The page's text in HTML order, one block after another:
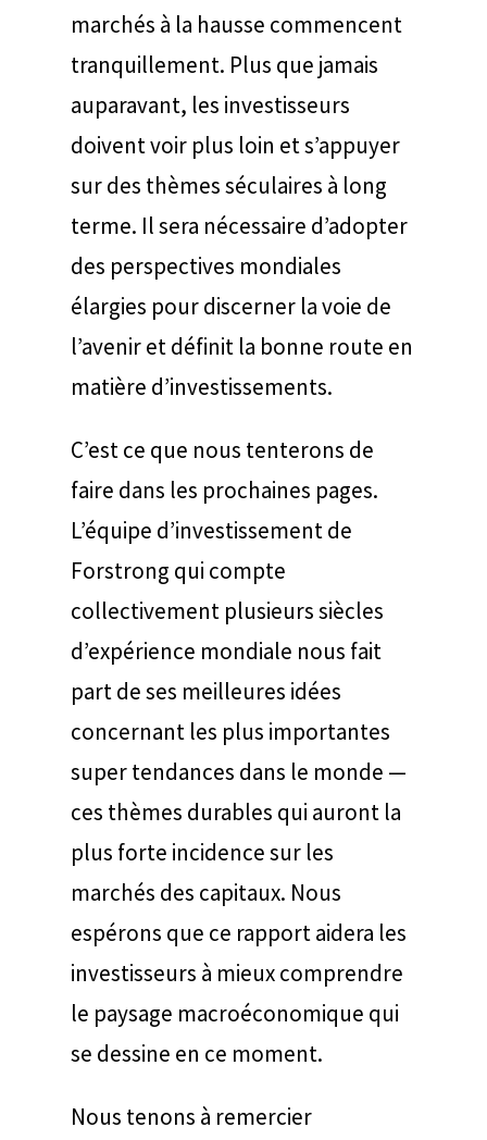
marchés à la hausse commencent
tranquillement. Plus que jamais
auparavant, les investisseurs
doivent voir plus loin et s’appuyer
sur des thèmes séculaires à long
terme. Il sera nécessaire d’adopter
des perspectives mondiales
élargies pour discerner la voie de
l’avenir et définit la bonne route en
matière d’investissements.
C’est ce que nous tenterons de
faire dans les prochaines pages.
L’équipe d’investissement de
Forstrong qui compte
collectivement plusieurs siècles
d’expérience mondiale nous fait
part de ses meilleures idées
concernant les plus importantes
super tendances dans le monde —
ces thèmes durables qui auront la
plus forte incidence sur les
marchés des capitaux. Nous
espérons que ce rapport aidera les
investisseurs à mieux comprendre
le paysage macroéconomique qui
se dessine en ce moment.
Nous tenons à remercier